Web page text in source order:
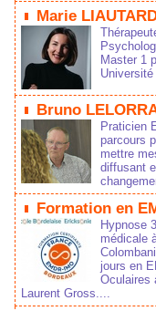
Marie
Master 1
Bruno
Praticien
parcours
mettre
diffusant
Formation en
Hypnose
médicale
jours en
Oculaires
Laurent Gross....